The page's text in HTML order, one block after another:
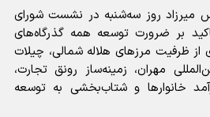
میرزاد روز سه‌شنبه در نشست شورای
بر ضرورت توسعه همه گذرگاه‌های
از ظرفیت مرزهای هلاله شمالی، چیلات
مهران، زمینه‌ساز رونق تجارت،
خانوارها و شتاب‌بخشی به توسعه